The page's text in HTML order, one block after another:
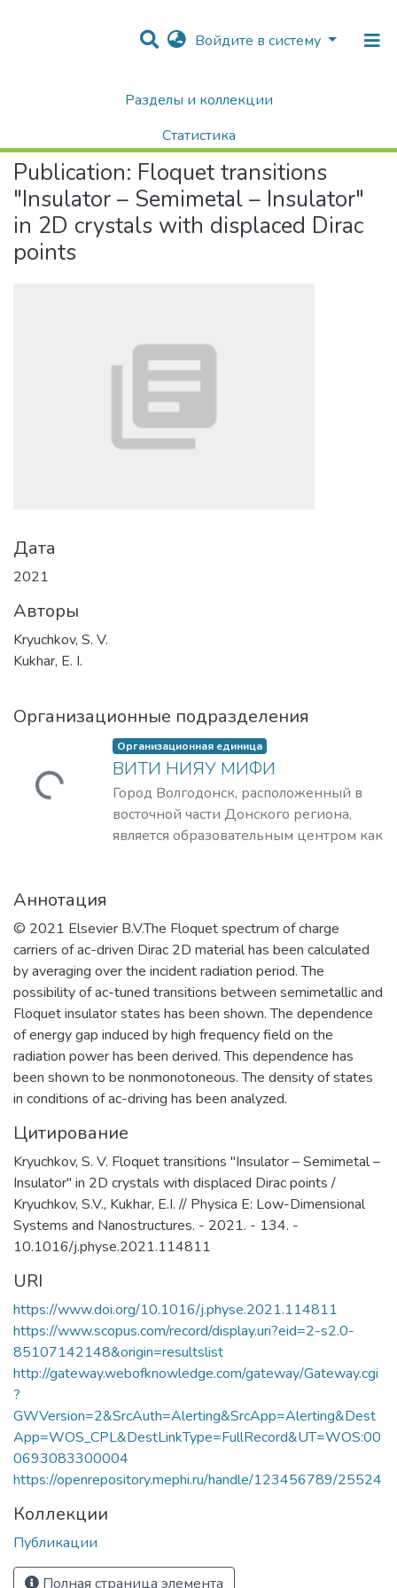
Войдите в систему
Разделы и коллекции
Статистика
Поиск
Научные публикации / Препринты
Publication: Floquet transitions
"Insulator – Semimetal – Insulator"
in 2D crystals with displaced Dirac
points
Дата
2021
Авторы
Kryuchkov, S. V.
Kukhar, E. I.
Организационные подразделения
Загружается...
Организационная единица
ВИТИ НИЯУ МИФИ
Город Волгодонск, расположенный в
восточной части Донского региона,
является образовательным центром как
«Атомград XXI века». На его
территории располагаются
предприятия четырех дивизионов ГК
«Росатом»: электроэнергетического
(филиал АО «Концерн Росэнергоатом»
«Ростовская атомная станция»,
«Волгодонскатомэнергоремонт» –
филиал АО «Атомэнергоремонт» и
Ростовский филиал
«Ростоватомтехэнерго» АО
«Атомтехэнерго»),
машиностроительного (Филиал АО
«АЭМ-технологии» «Атоммаш» в г.
Волгодонск, Волгодонский филиал АО
«Атомтрубопроводмонтаж», АО
«Волгодонский научно-
машиностроения»), инжинирингового
(Волгодонский филиал АО
«Инжиниринговая компания «АСЭ»),
дивизиона по консолидации
Wind B.V. – филиал АО «НоваВинд»), а
также предприятия Волгодонского
промышленного кластера атомного
машиностроения.
института в 1978 г., вуз динамично
Аннотация
© 2021 Elsevier B.V.The Floquet spectrum of charge
carriers of ac-driven Dirac 2D material has been calculated
by averaging over the incident radiation period. The
possibility of ac-tuned transitions between semimetallic and
Floquet insulator states has been shown. The dependence
of energy gap induced by high frequency field on the
radiation power has been derived. This dependence has
been shown to be nonmonotoneous. The density of states
in conditions of ac-driving has been analyzed.
Цитирование
Kryuchkov, S. V. Floquet transitions "Insulator – Semimetal –
Insulator" in 2D crystals with displaced Dirac points /
Kryuchkov, S.V., Kukhar, E.I. // Physica E: Low-Dimensional
Systems and Nanostructures. - 2021. - 134. -
10.1016/j.physe.2021.114811
URI
https://www.doi.org/10.1016/j.physe.2021.114811
https://www.scopus.com/record/display.uri?eid=2-s2.0-
85107142148&origin=resultslist
http://gateway.webofknowledge.com/gateway/Gateway.cgi
?
GWVersion=2&SrcAuth=Alerting&SrcApp=Alerting&Dest
App=WOS_CPL&DestLinkType=FullRecord&UT=WOS:00
0693083300004
https://openrepository.mephi.ru/handle/123456789/25524
Коллекции
Публикации
Полная страница элемента